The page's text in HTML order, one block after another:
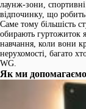
лаунж-зони, спортивні
відпочинку, що
Саме тому більшість
обирають гуртожиток
навчання, коли вони
нерухомості, багато
WG.
Як ми